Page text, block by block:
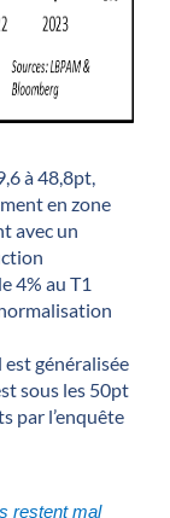
à 48,8pt,
en zone
avec un
4% au T1
généralisée
sous les 50pt
par l’enquête
restent mal